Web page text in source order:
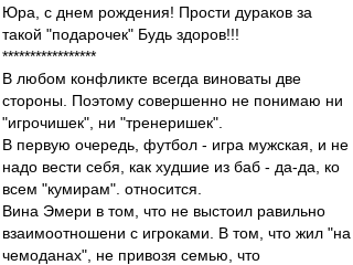
Юра, с днем рождения! Прости дураков за
такой "подарочек" Будь здоров!!!
*****************
В любом конфликте всегда виноваты две
стороны. Поэтому совершенно не понимаю ни
"игрочишек", ни "тренеришек".
В первую очередь, футбол - игра мужская, и не
надо вести себя, как худшие из баб - да-да, ко
всем "кумирам". относится.
Вина Эмери в том, что не выстоил равильно
взаимоотношени с игроками. В том, что жил "на
чемоданах", не привозя семью, что